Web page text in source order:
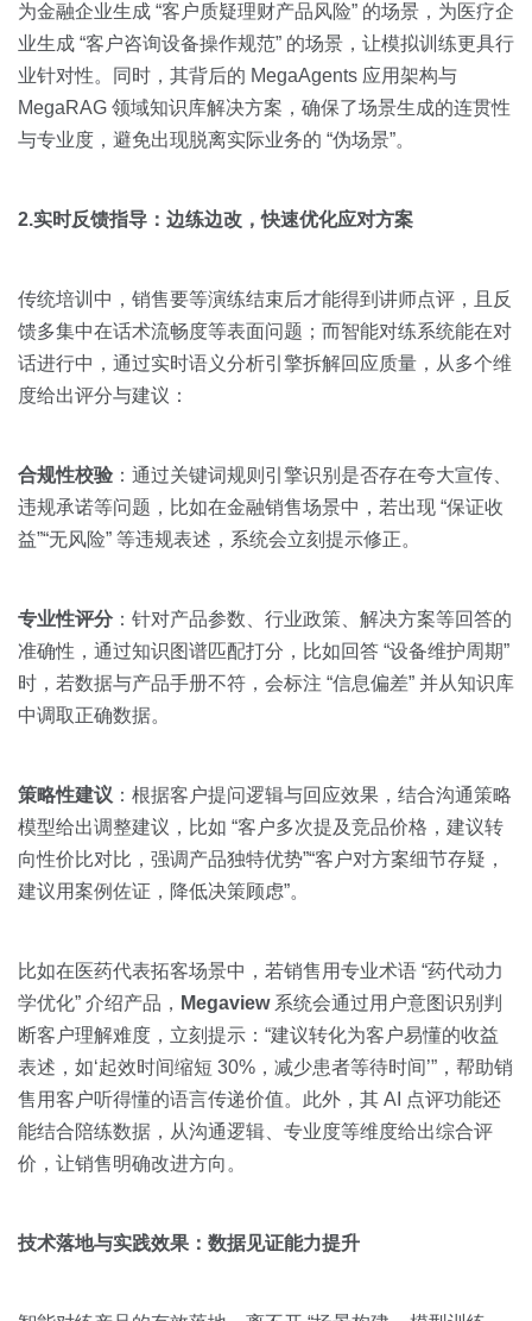
为金融企业生成 “客户质疑理财产品风险” 的场景，为医疗企
业生成 “客户咨询设备操作规范” 的场景，让模拟训练更具行
业针对性。同时，其背后的 MegaAgents 应用架构与
MegaRAG 领域知识库解决方案，确保了场景生成的连贯性
与专业度，避免出现脱离实际业务的 “伪场景”。
2.实时反馈指导：边练边改，快速优化应对方案
传统培训中，销售要等演练结束后才能得到讲师点评，且反
馈多集中在话术流畅度等表面问题；而智能对练系统能在对
话进行中，通过实时语义分析引擎拆解回应质量，从多个维
度给出评分与建议：
合规性校验 ：通过关键词规则引擎识别是否存在夸大宣传、
违规承诺等问题，比如在金融销售场景中，若出现 “保证收
益”“无风险” 等违规表述，系统会立刻提示修正。
专业性评分 ：针对产品参数、行业政策、解决方案等回答的
准确性，通过知识图谱匹配打分，比如回答 “设备维护周期”
时，若数据与产品手册不符，会标注 “信息偏差” 并从知识库
中调取正确数据。
策略性建议 ：根据客户提问逻辑与回应效果，结合沟通策略
模型给出调整建议，比如 “客户多次提及竞品价格，建议转
向性价比对比，强调产品独特优势”“客户对方案细节存疑，
建议用案例佐证，降低决策顾虑”。
比如在医药代表拓客场景中，若销售用专业术语 “药代动力
学优化” 介绍产品， Megaview系统会通过用户意图识别判
断客户理解难度，立刻提示：“建议转化为客户易懂的收益
表述，如‘起效时间缩短 30%，减少患者等待时间’”，帮助销
售用客户听得懂的语言传递价值。此外，其 AI 点评功能还
能结合陪练数据，从沟通逻辑、专业度等维度给出综合评
价，让销售明确改进方向。
技术落地与实践效果：数据见证能力提升